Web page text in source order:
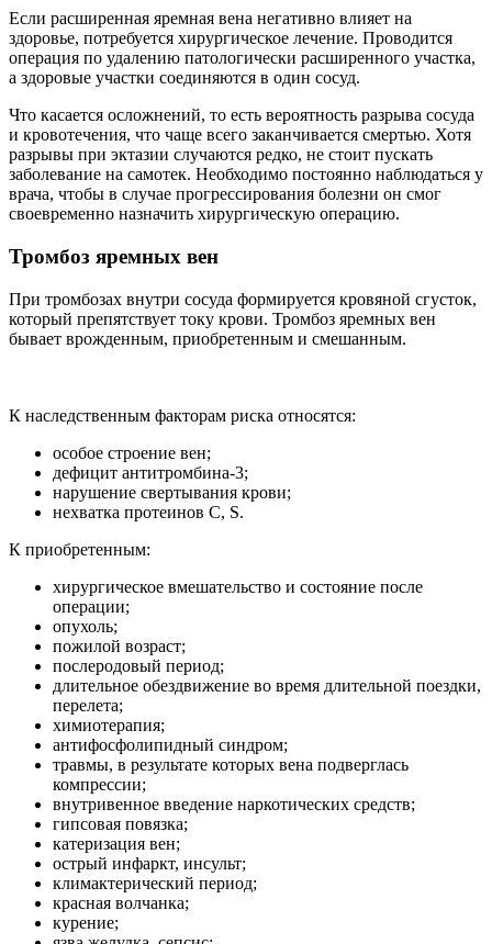
Если расширенная яремная вена негативно влияет на
здоровье, потребуется хирургическое лечение. Проводится
операция по удалению патологически расширенного участка,
а здоровые участки соединяются в один сосуд.
Что касается осложнений, то есть вероятность разрыва сосуда
и кровотечения, что чаще всего заканчивается смертью. Хотя
разрывы при эктазии случаются редко, не стоит пускать
заболевание на самотек. Необходимо постоянно наблюдаться у
врача, чтобы в случае прогрессирования болезни он смог
своевременно назначить хирургическую операцию.
Тромбоз яремных вен
При тромбозах внутри сосуда формируется кровяной сгусток,
который препятствует току крови. Тромбоз яремных вен
бывает врожденным, приобретенным и смешанным.
К наследственным факторам риска относятся:
особое строение вен;
дефицит антитромбина-3;
нарушение свертывания крови;
нехватка протеинов C, S.
К приобретенным:
хирургическое вмешательство и состояние после
операции;
опухоль;
пожилой возраст;
послеродовый период;
длительное обездвижение во время длительной поездки,
перелета;
химиотерапия;
антифосфолипидный синдром;
травмы, в результате которых вена подверглась
компрессии;
внутривенное введение наркотических средств;
гипсовая повязка;
катеризация вен;
острый инфаркт, инсульт;
климактерический период;
красная волчанка;
курение;